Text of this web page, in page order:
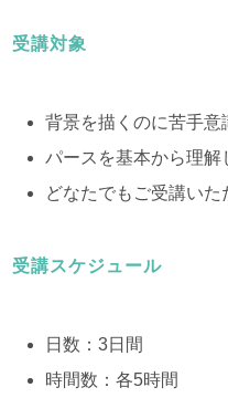
受講対象
背景を描くのに苦手意
パースを基本から理解
どなたでもご受講いた
受講スケジュール
日数：3日間
時間数：各5時間